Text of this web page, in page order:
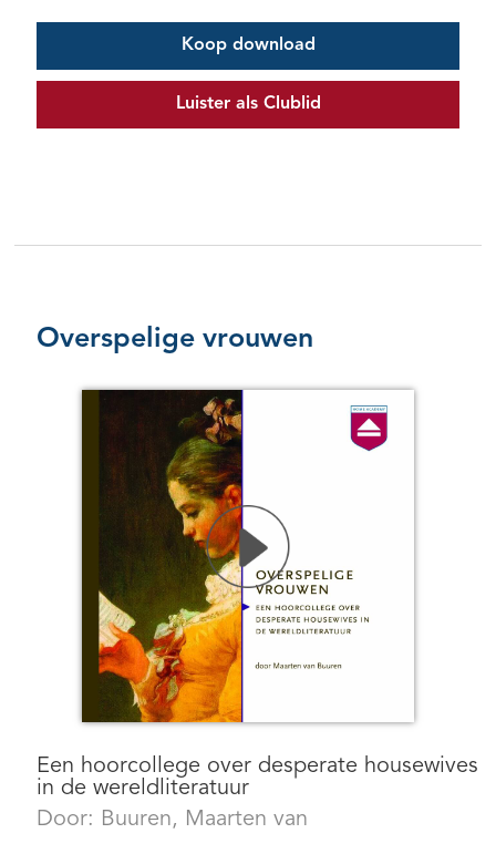
Koop download
Luister als Clublid
Overspelige vrouwen
Een hoorcollege over desperate housewives
in de wereldliteratuur
Door: Buuren, Maarten van